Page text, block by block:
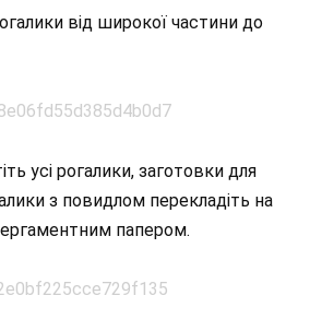
від широкої частини до
усі рогалики, заготовки для
з повидлом перекладіть на
папером.